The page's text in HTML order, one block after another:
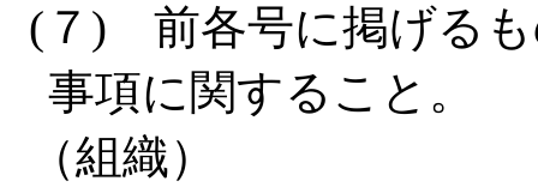
(７) 前各号に掲げるも
事項に関すること。
（組織）